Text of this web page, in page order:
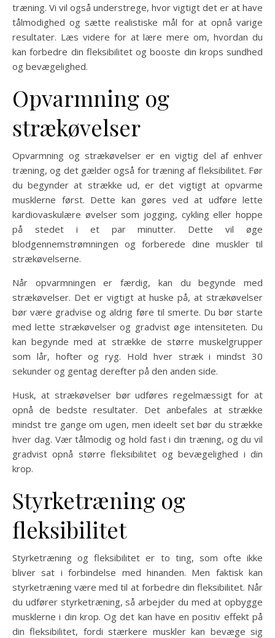
træning. Vi vil også understrege, hvor vigtigt det er at have
tålmodighed og sætte realistiske mål for at opnå varige
resultater. Læs videre for at lære mere om, hvordan du
kan forbedre din fleksibilitet og booste din krops sundhed
og bevægelighed.
Opvarmning og
strækøvelser
Opvarmning og strækøvelser er en vigtig del af enhver
træning, og det gælder også for træning af fleksibilitet. Før
du begynder at strække ud, er det vigtigt at opvarme
musklerne først. Dette kan gøres ved at udføre lette
kardiovaskulære øvelser som jogging, cykling eller hoppe
på stedet i et par minutter. Dette vil øge
blodgennemstrømningen og forberede dine muskler til
strækøvelserne.
Når opvarmningen er færdig, kan du begynde med
strækøvelser. Det er vigtigt at huske på, at strækøvelser
bør være gradvise og aldrig føre til smerte. Du bør starte
med lette strækøvelser og gradvist øge intensiteten. Du
kan begynde med at strække de større muskelgrupper
som lår, hofter og ryg. Hold hver stræk i mindst 30
sekunder og gentag derefter på den anden side.
Husk, at strækøvelser bør udføres regelmæssigt for at
opnå de bedste resultater. Det anbefales at strække
mindst tre gange om ugen, men ideelt set bør du strække
hver dag. Vær tålmodig og hold fast i din træning, og du vil
gradvist opnå større fleksibilitet og bevægelighed i din
krop.
Styrketræning og
fleksibilitet
Styrketræning og fleksibilitet er to ting, som ofte ikke
bliver sat i forbindelse med hinanden. Men faktisk kan
styrketræning være med til at forbedre din fleksibilitet. Når
du udfører styrketræning, så arbejder du med at opbygge
musklerne i din krop. Og det kan have en positiv effekt på
din fleksibilitet, fordi stærkere muskler kan bevæge sig